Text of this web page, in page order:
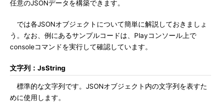
任意のJSONデータを構築できます。
では各JSONオブジェクトについて簡単に解説しておきましょ
う。なお、例にあるサンプルコードは、Playコンソール上で
consoleコマンドを実行して確認しています。
文字列：JsString
標準的な文字列です。JSONオブジェクト内の文字列を表すた
めに使用します。